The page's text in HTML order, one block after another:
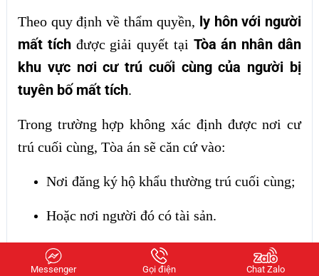
Theo quy định về thẩm quyền, ly hôn với người
mất tíchđược giải quyết tại Tòa án nhân dân
khu vực nơi cư trú cuối cùng của người bị
tuyên bố mất tích.
Trong trường hợp không xác định được nơi cư
trú cuối cùng, Tòa án sẽ căn cứ vào:
Nơi đăng ký hộ khẩu thường trú cuối cùng;
Hoặc nơi người đó có tài sản.
Việc xác định sai thẩm quyền Tòa án là lỗi
rất phổ biến, khiến người yêu cầu phải nộp lại hồ
Messenger Gọi điện Chat Zalo